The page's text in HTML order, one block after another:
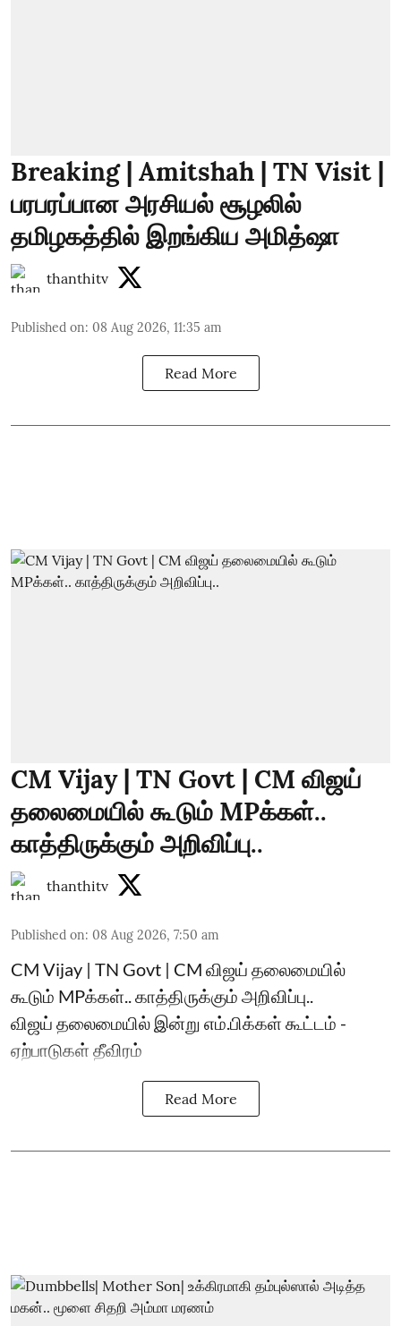
Breaking | Amitshah | TN Visit |
பரபரப்பான அரசியல் சூழலில்
தமிழகத்தில் இறங்கிய அமித்ஷா
thanthitv
Published on: 08 Aug 2026, 11:35 am
Read More
CM Vijay | TN Govt | CM விஜய்
தலைமையில் கூடும் MPக்கள்..
காத்திருக்கும் அறிவிப்பு..
thanthitv
Published on: 08 Aug 2026, 7:50 am
CM Vijay | TN Govt | CM விஜய் தலைமையில்
கூடும் MPக்கள்.. காத்திருக்கும் அறிவிப்பு..
விஜய் தலைமையில் இன்று எம்.பிக்கள் கூட்டம் -
ஏற்பாடுகள் தீவிரம்
Read More